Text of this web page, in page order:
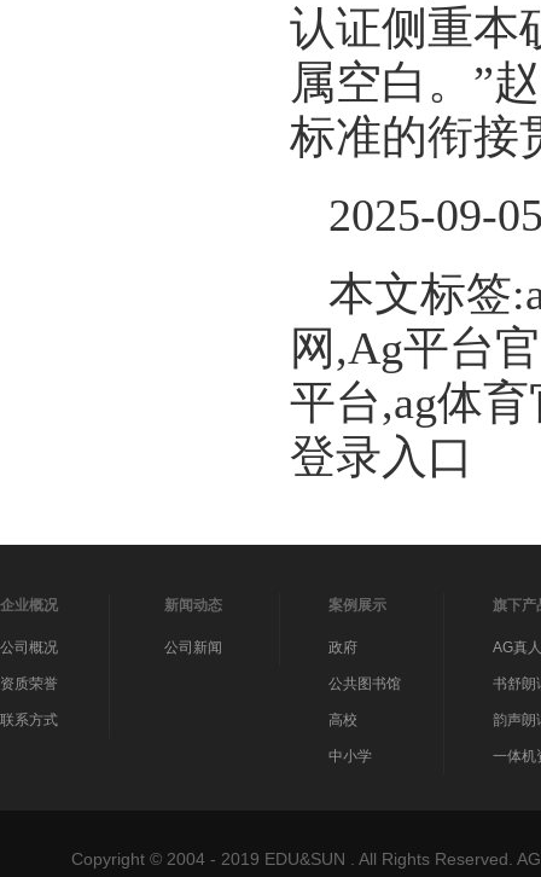
认证侧重本
属空白。”
标准的衔接
2025-09-
本文标签
网,Ag平台
平台,ag体
登录入口
企业概况
公司概况
资质荣誉
联系方式
新闻动态
公司新闻
案例展示
政府
公共图书馆
高校
中小学
旗下产
AG真
书舒朗
韵声朗
一体机
Copyright © 2004 - 2019 EDU&SUN . All Rights Reserved.